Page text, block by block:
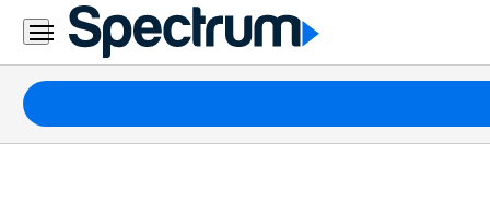
Residencial
Business
Paquetes
Internet